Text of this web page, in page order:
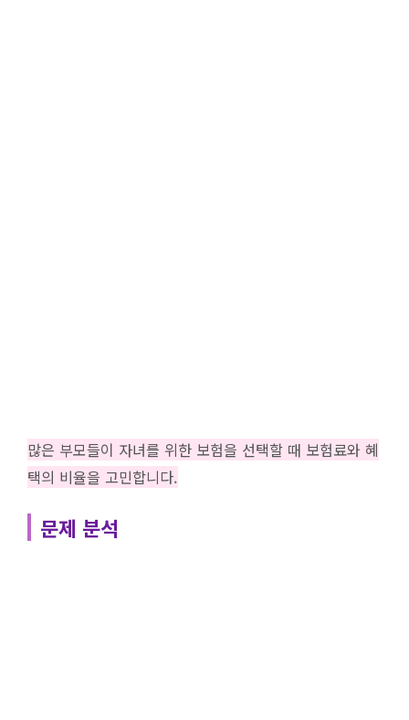
많은 부모들이 자녀를 위한 보험을 선택할 때 보험료와 혜
택의 비율을 고민합니다.
문제 분석